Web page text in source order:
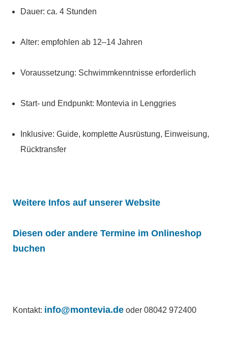
Dauer: ca. 4 Stunden
Alter: empfohlen ab 12–14 Jahren
Voraussetzung: Schwimmkenntnisse erforderlich
Start- und Endpunkt: Montevia in Lenggries
Inklusive: Guide, komplette Ausrüstung, Einweisung,
Rücktransfer
Weitere Infos auf unserer Website
Diesen oder andere Termine im Onlineshop
buchen
Kontakt: info@montevia.de oder 08042 972400